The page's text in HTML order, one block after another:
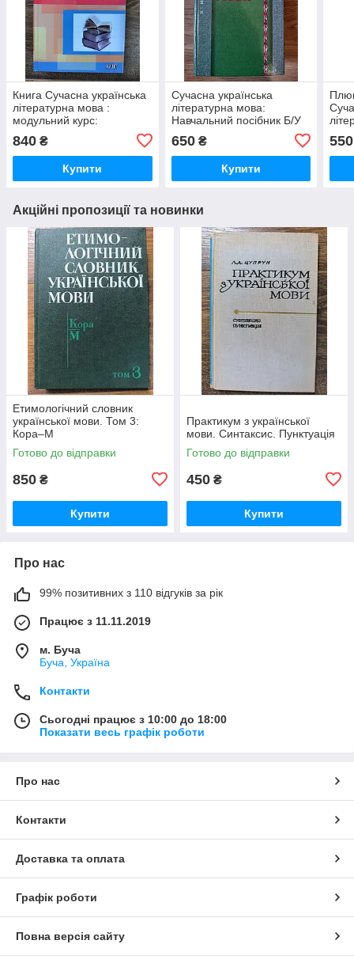
Книга Сучасна українська
літературна мова :
модульний курс:
840 ₴
Купити
Сучасна українська
літературна мова:
Навчальний посібник Б/У
650₴
Купити
550
Акційні пропозиції та новинки
Етимологічний словник
української мови. Том 3:
Кора–М
Готово до відправки
850 ₴
Купити
Практикум з української
мови. Синтаксис. Пунктуація
Готово до відправки
450 ₴
Купити
Про нас
99% позитивних з 110 відгуків за рік
Працює з 11.11.2019
м. Буча
Буча, Україна
Контакти
Сьогодні працює з 10:00 до 18:00
Показати весь графік роботи
Про нас
Контакти
Доставка та оплата
Графік роботи
Повна версія сайту